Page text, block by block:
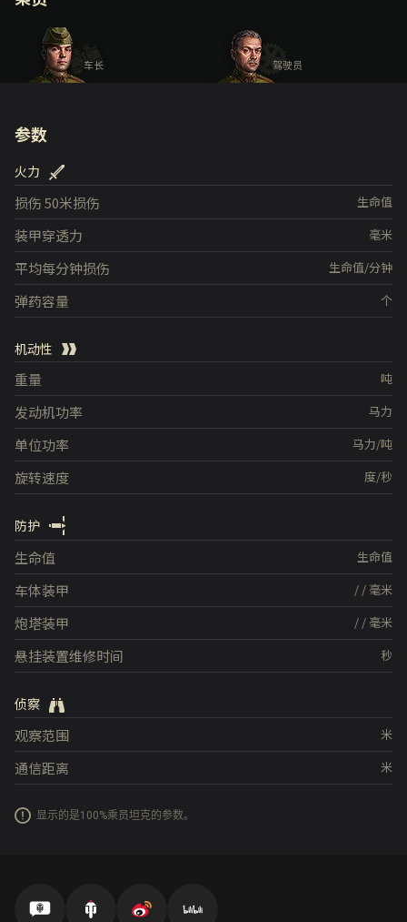
车长 驾驶员
参数
火力
生命值
损伤50米损伤
毫米
装甲穿透力
生命值/分钟
平均每分钟损伤
个
弹药容量
机动性
吨
重量
马力
发动机功率
马力/吨
单位功率
度/秒
旋转速度
防护
生命值
生命值
/ / 毫米
车体装甲
/ / 毫米
炮塔装甲
秒
悬挂装置维修时间
侦察
米
观察范围
米
通信距离
显示的是100%乘员坦克的参数。